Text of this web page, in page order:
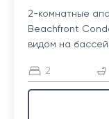
2-комнатные
Beachfront
видом на
2